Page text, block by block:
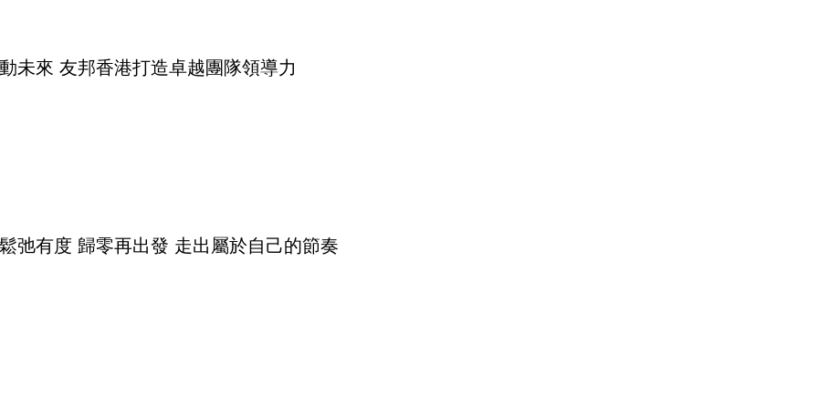
未來 友邦香港打造卓越團隊領導力
岳奕彤｜鬆弛有度 歸零再出發 走出屬於自己的節奏